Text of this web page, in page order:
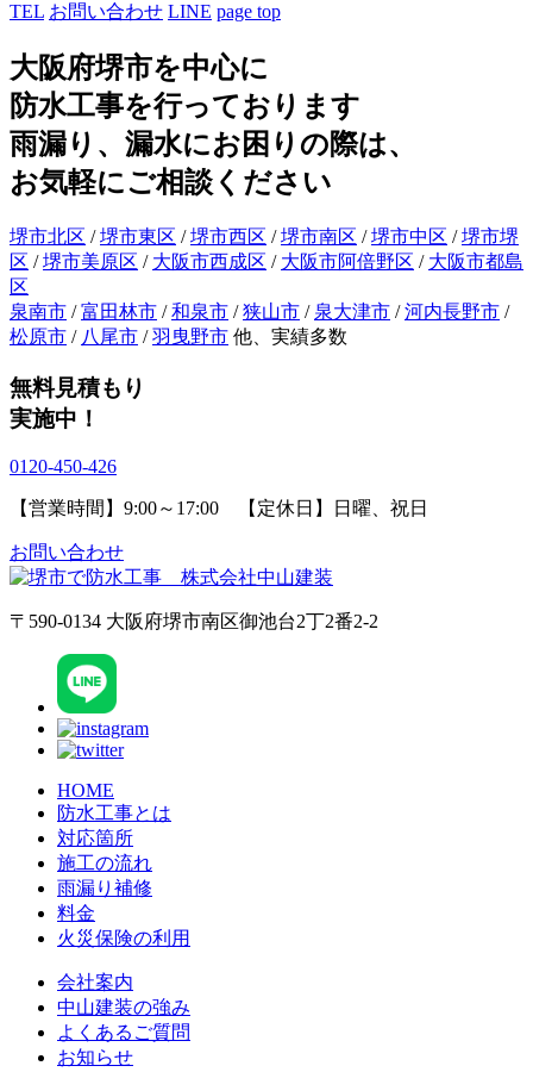
TEL お問い合わせ LINE page top
大阪府堺市を中心に
防水工事を行っております
雨漏り、漏水にお困りの際は、
お気軽にご相談ください
堺市北区 /堺市東区 /堺市西区 /堺市南区 /堺市中区 /堺市堺
区 /堺市美原区 / 大阪市西成区 / 大阪市阿倍野区 / 大阪市都島
区
泉南市 /富田林市 /和泉市 /狭山市 / 泉大津市 /河内長野市 /
松原市 / 八尾市 /羽曳野市 他、実績多数
無料見積もり
実施中！
0120-450-426
【営業時間】9:00～17:00 【定休日】日曜、祝日
お問い合わせ
〒590-0134 大阪府堺市南区御池台2丁2番2-2
HOME
防水工事とは
対応箇所
施工の流れ
雨漏り補修
料金
火災保険の利用
会社案内
中山建装の強み
よくあるご質問
お知らせ